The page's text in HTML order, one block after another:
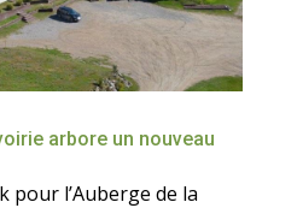
arbore un nouveau
l’Auberge de la